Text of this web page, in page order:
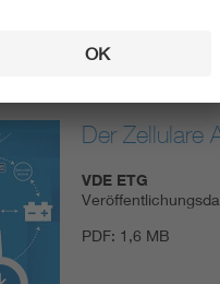
Der Zellulare
VDE ETG
PDF: 1,6 MB